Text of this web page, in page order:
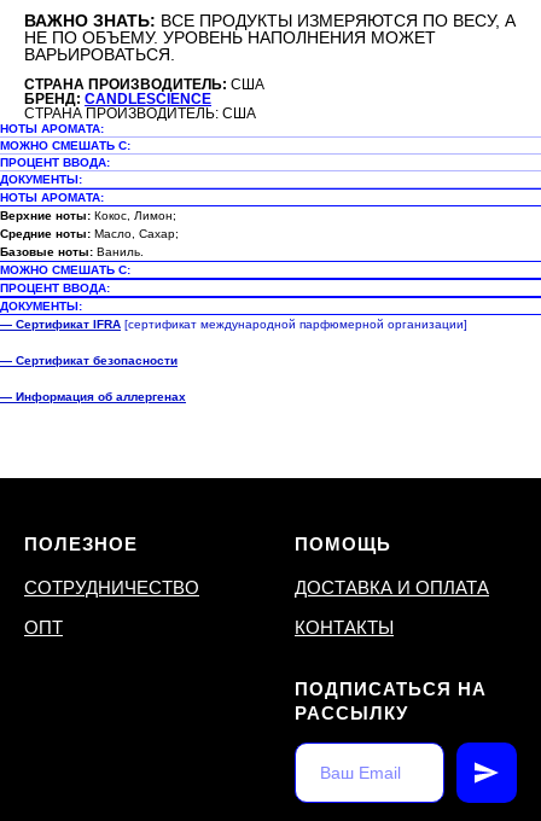
ВАЖНО ЗНАТЬ: ВСЕ ПРОДУКТЫ ИЗМЕРЯЮТСЯ ПО ВЕСУ, А
НЕ ПО ОБЪЕМУ. УРОВЕНЬ НАПОЛНЕНИЯ МОЖЕТ
ВАРЬИРОВАТЬСЯ.
СТРАНА ПРОИЗВОДИТЕЛЬ: США
БРЕНД: CANDLESCIENCE
СТРАНА ПРОИЗВОДИТЕЛЬ: США
НОТЫ АРОМАТА:
МОЖНО СМЕШАТЬ С:
ПРОЦЕНТ ВВОДА:
ДОКУМЕНТЫ:
НОТЫ АРОМАТА:
Верхние ноты: Кокос, Лимон;
Средние ноты: Масло, Сахар;
Базовые ноты: Ваниль.
МОЖНО СМЕШАТЬ С:
ПРОЦЕНТ ВВОДА:
ДОКУМЕНТЫ:
— Сертификат IFRA [сертификат международной парфюмерной организации]
— Сертификат безопасности
— Информация об аллергенах
ПОЛЕЗНОЕ
СОТРУДНИЧЕСТВО
ОПТ
ПОМОЩЬ
ДОСТАВКА И ОПЛАТА
КОНТАКТЫ
ПОДПИСАТЬСЯ НА
РАССЫЛКУ